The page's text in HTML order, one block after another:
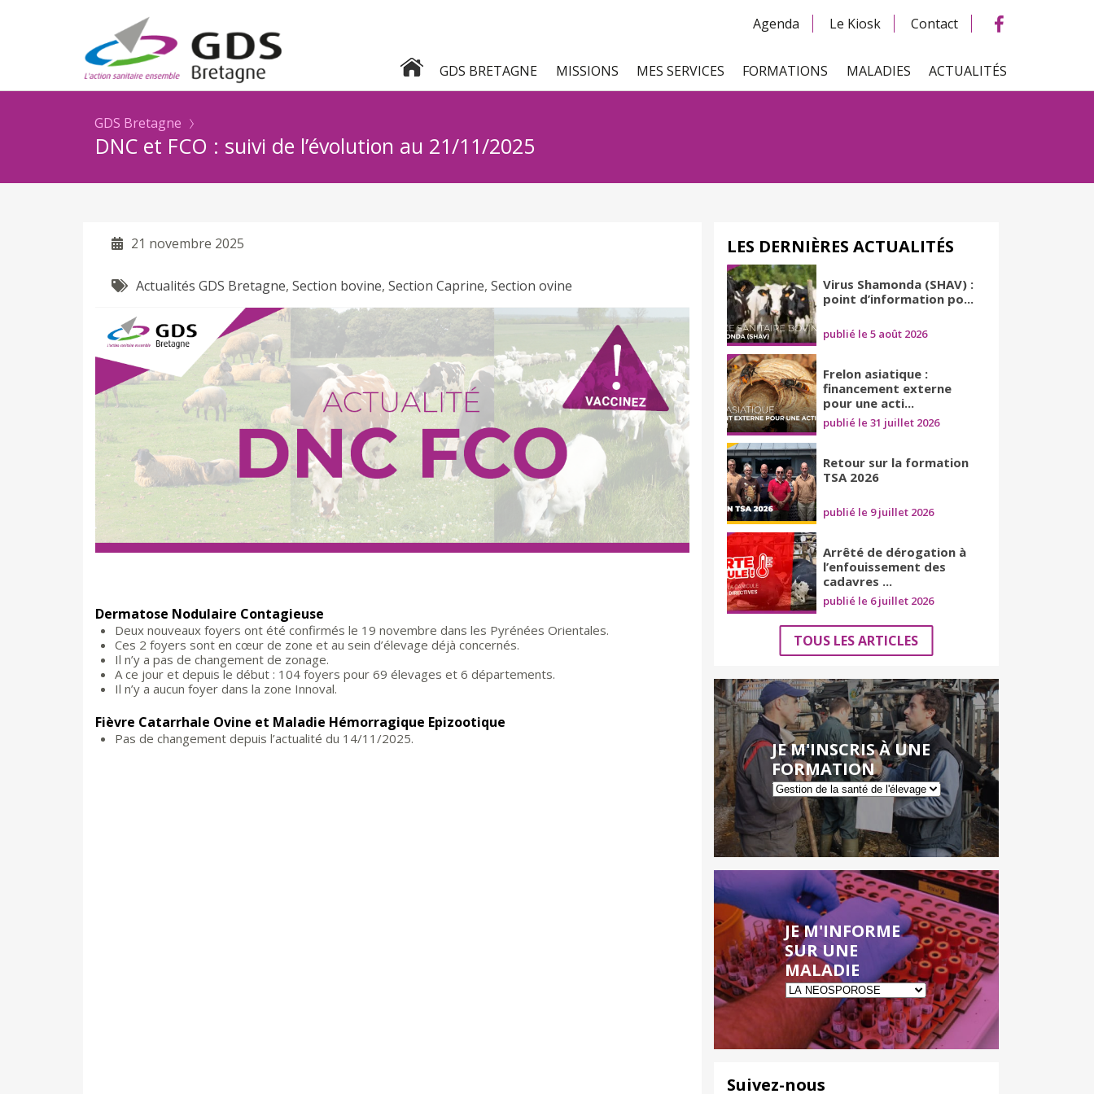
Agenda Le Kiosk Contact
GDS BRETAGNE MISSIONS MES SERVICES FORMATIONS MALADIES ACTUALITÉS
GDS Bretagne
DNC et FCO : suivi de l’évolution au 21/11/2025
21 novembre 2025
Actualités GDS Bretagne, Section bovine, Section Caprine, Section ovine
Dermatose Nodulaire Contagieuse
Deux nouveaux foyers ont été confirmés le 19 novembre dans les Pyrénées Orientales.
Ces 2 foyers sont en cœur de zone et au sein d’élevage déjà concernés.
Il n’y a pas de changement de zonage.
A ce jour et depuis le début : 104 foyers pour 69 élevages et 6 départements.
Il n’y a aucun foyer dans la zone Innoval.
Fièvre Catarrhale Ovine et Maladie Hémorragique Epizootique
Pas de changement depuis l’actualité du 14/11/2025.
LES DERNIÈRES ACTUALITÉS
TOUS LES ARTICLES
Virus Shamonda (SHAV) :
point d’information po...
publié le 5 août 2026
Frelon asiatique :
financement externe
pour une acti...
publié le 31 juillet 2026
Retour sur la formation
TSA 2026
publié le 9 juillet 2026
Arrêté de dérogation à
l’enfouissement des
cadavres ...
publié le 6 juillet 2026
JE M'INSCRIS À UNE
FORMATION
JE M'INFORME
SUR UNE
MALADIE
Suivez-nous